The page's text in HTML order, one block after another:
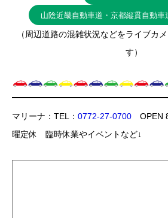
山陰近畿自動車道・京都縦貫自動車
（周辺道路の混雑状況などをライブカ
す）
マリーナ：TEL： 0772-27-0700 OPEN
曜定休 臨時休業やイベントなど↓